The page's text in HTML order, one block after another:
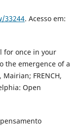
33244. Acesso em:
for once in your
the emergence of a
FRENCH,
Open